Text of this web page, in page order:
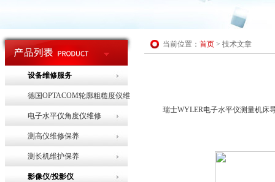
设备维修服务
德国OPTACOM轮廓粗糙度仪维
修
电子水平仪角度仪维修
测高仪维修保养
测长机维护保养
影像仪/投影仪
当前位置： 首页 > 技术文章
瑞士WYLER电子水平仪测量机床